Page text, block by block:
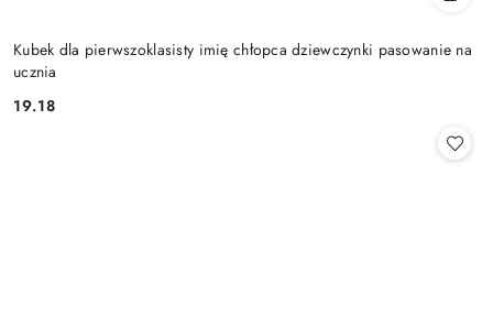
Kubek dla pierwszoklasisty imię chłopca dziewczynki pasowanie na
ucznia
Cena:
19.18